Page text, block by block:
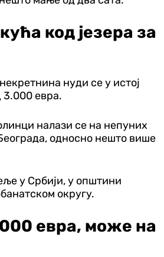
код језера за
нуди се у истој
3.000 евра.
налази се на непуних
односно нешто више
у Србији, у општини
округу.
евра, може на